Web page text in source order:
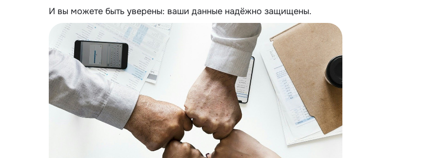
И вы можете быть уверены: ваши данные надёжно защищены.